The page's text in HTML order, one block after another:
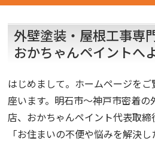
外壁塗装・屋根工事専
おかちゃんペイントへ
はじめまして。ホームページを
座います。明石市～神戸市密着
店、おかちゃんペイント代表取
「お住まいの不便や悩みを解決